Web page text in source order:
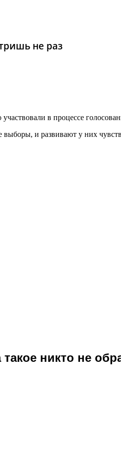
не раз
в процессе
и развивают у них
никто не